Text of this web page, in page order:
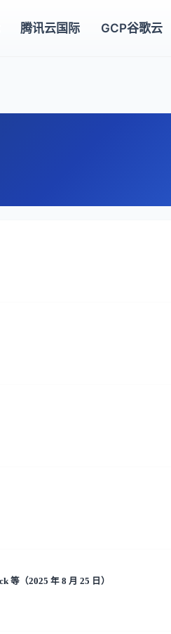
腾讯云国际 GCP谷歌云
等（2025 年 8 月 25 日）